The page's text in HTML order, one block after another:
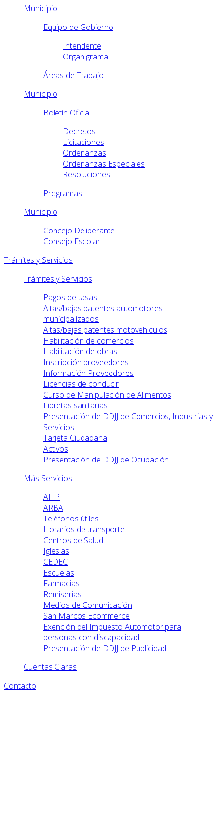
Municipio
Equipo de Gobierno
Intendente
Organigrama
Áreas de Trabajo
Municipio
Boletín Oficial
Decretos
Licitaciones
Ordenanzas
Ordenanzas Especiales
Resoluciones
Programas
Municipio
Concejo Deliberante
Consejo Escolar
Trámites y Servicios
Trámites y Servicios
Pagos de tasas
Altas/bajas patentes automotores
municipalizados
Altas/bajas patentes motovehiculos
Habilitación de comercios
Habilitación de obras
Inscripción proveedores
Información Proveedores
Licencias de conducir
Curso de Manipulación de Alimentos
Libretas sanitarias
Presentación de DDJJ de Comercios, Industrias y
Servicios
Tarjeta Ciudadana
Activos
Presentación de DDJJ de Ocupación
Más Servicios
AFIP
ARBA
Teléfonos útiles
Horarios de transporte
Centros de Salud
Iglesias
CEDEC
Escuelas
Farmacias
Remiserias
Medios de Comunicación
San Marcos Ecommerce
Exención del Impuesto Automotor para
personas con discapacidad
Presentación de DDJJ de Publicidad
Cuentas Claras
Contacto